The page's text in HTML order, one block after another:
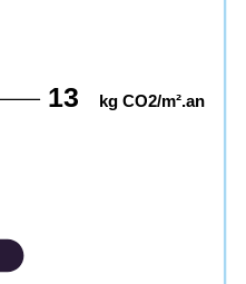
13 kg CO2/m².an